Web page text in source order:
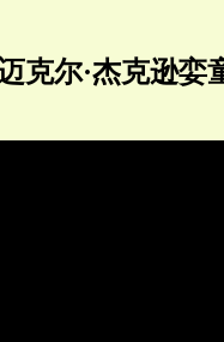
克尔·杰克逊